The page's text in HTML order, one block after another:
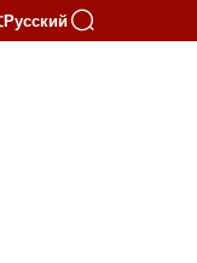
Русский